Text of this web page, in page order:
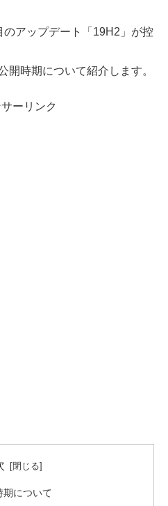
アップデート「19H2」が控
開時期について紹介します。
ーリンク
期について